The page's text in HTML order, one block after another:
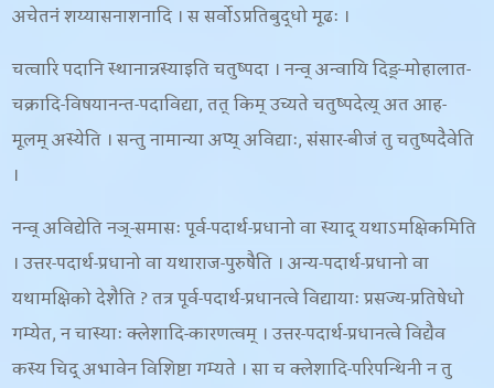
अचेतनं शय्यासनाशनादि । स सर्वोऽप्रतिबुद्धो मूढः ।
चत्वारि पदानि स्थानान्नस्याइति चतुष्पदा । नन्व् अन्वायि दिङ्-मोहालात-
चक्रादि-विषयानन्त-पदाविद्या, तत् किम् उच्यते चतुष्पदेत्य् अत आह-
मूलम् अस्येति । सन्तु नामान्या अप्य् अविद्याः, संसार-बीजं तु चतुष्पदैवेति
।
नन्व् अविद्येति नञ्-समासः पूर्व-पदार्थ-प्रधानो वा स्याद् यथाऽमक्षिकमिति
। उत्तर-पदार्थ-प्रधानो वा यथाराज-पुरुषैति । अन्य-पदार्थ-प्रधानो वा
यथामक्षिको देशैति ? तत्र पूर्व-पदार्थ-प्रधानत्वे विद्यायाः प्रसज्य-प्रतिषेधो
गम्येत, न चास्याः क्लेशादि-कारणत्वम् । उत्तर-पदार्थ-प्रधानत्वे विद्यैव
कस्य चिद् अभावेन विशिष्टा गम्यते । सा च क्लेशादि-परिपन्थिनी न तु